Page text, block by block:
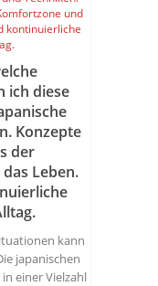
ich diese
Konzepte
der
Leben.
kann
japanischen
einer Vielzahl